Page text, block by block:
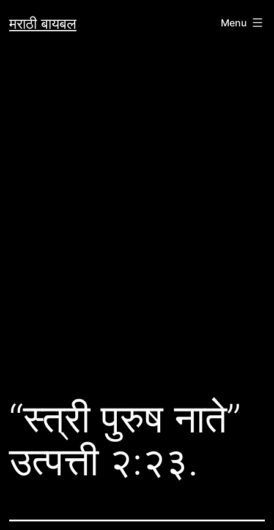
toमराठी बायबल Menu
“स्त्री पुरुष नाते”
उत्पत्ती २:२३.